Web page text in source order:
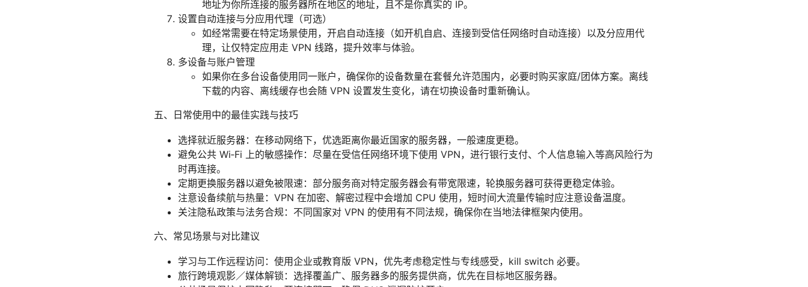
地址为你所连接的服务器所在地区的地址，且不是你真实的 IP。
设置自动连接与分应用代理（可选）
如经常需要在特定场景使用，开启自动连接（如开机自启、连接到受信任网络时自动连接）以及分应用代
理，让仅特定应用走 VPN 线路，提升效率与体验。
多设备与账户管理
如果你在多台设备使用同一账户，确保你的设备数量在套餐允许范围内，必要时购买家庭/团体方案。离线
下载的内容、离线缓存也会随 VPN 设置发生变化，请在切换设备时重新确认。
五、日常使用中的最佳实践与技巧
选择就近服务器：在移动网络下，优选距离你最近国家的服务器，一般速度更稳。
避免公共 Wi‑Fi 上的敏感操作：尽量在受信任网络环境下使用 VPN，进行银行支付、个人信息输入等高风险行为
时再连接。
定期更换服务器以避免被限速：部分服务商对特定服务器会有带宽限速，轮换服务器可获得更稳定体验。
注意设备续航与热量：VPN 在加密、解密过程中会增加 CPU 使用，短时间大流量传输时应注意设备温度。
关注隐私政策与法务合规：不同国家对 VPN 的使用有不同法规，确保你在当地法律框架内使用。
六、常见场景与对比建议
学习与工作远程访问：使用企业或教育版 VPN，优先考虑稳定性与专线感受，kill switch 必要。
旅行跨境观影／媒体解锁：选择覆盖广、服务器多的服务提供商，优先在目标地区服务器。